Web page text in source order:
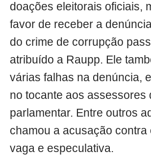
doações eleitorais oficiais,
favor de receber a
do crime de corrupção
atribuído a Raupp. Ele
várias falhas na denúncia,
no tocante aos assessores
parlamentar. Entre outros
chamou a acusação contra
vaga e especulativa.